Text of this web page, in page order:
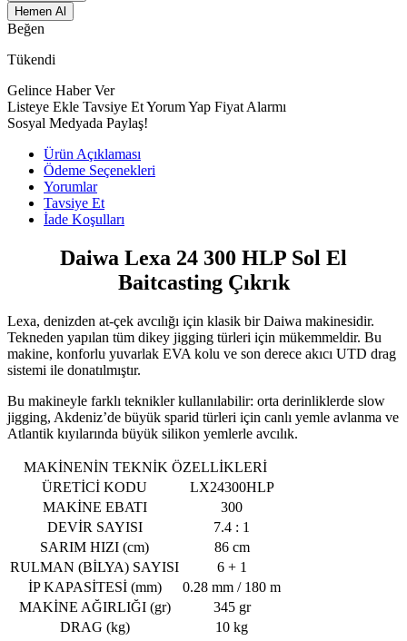
Hemen Al
Beğen
Tükendi
Gelince Haber Ver
Listeye Ekle Tavsiye EtYorum Yap Fiyat Alarmı
Sosyal Medyada Paylaş!
Ürün Açıklaması
Ödeme Seçenekleri
Yorumlar
Tavsiye Et
İade Koşulları
Daiwa Lexa 24 300 HLP Sol El
Baitcasting Çıkrık
Lexa, denizden at-çek avcılığı için klasik birDaiwa makinesidir.
Tekneden yapılan tüm dikey jigging türleri için mükemmeldir. Bu
makine, konforlu yuvarlak EVA kolu ve son derece akıcı UTD drag
sistemi ile donatılmıştır.
Bu makineyle farklı teknikler kullanılabilir: orta derinliklerde slow
jigging, Akdeniz’de büyük sparid türleri için canlı yemle avlanma ve
Atlantik kıyılarında büyük silikon yemlerle avcılık.
MAKİNENİN TEKNİK ÖZELLİKLERİ
ÜRETİCİ KODU
LX24300HLP
MAKİNE EBATI
300
DEVİR SAYISI
7.4 : 1
SARIM HIZI (cm)
86 cm
RULMAN (BİLYA) SAYISI
6 + 1
İP KAPASİTESİ (mm)
0.28 mm / 180 m
MAKİNE AĞIRLIĞI (gr)
345 gr
DRAG (kg)
10 kg